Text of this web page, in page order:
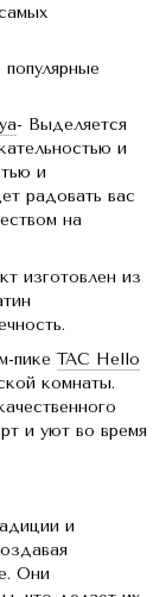
- Выделяется
и
и
радовать вас
на
изготовлен из
пике TAC Hello
комнаты.
и уют во время
и
Они